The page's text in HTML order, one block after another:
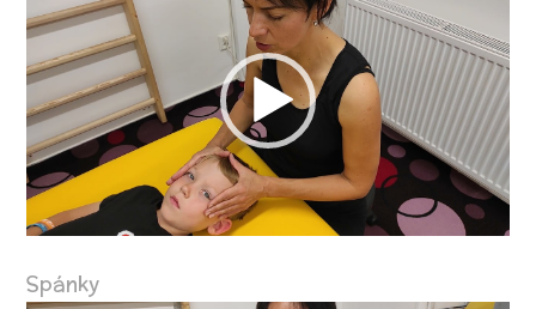
přehrávač
Spánky